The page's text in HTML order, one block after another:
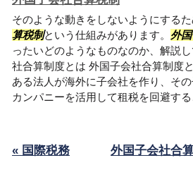
そのような動きをしないようにするた
算税制という仕組みがあります。 外
ったいどのようなものなのか、解説
社合算制度とは 外国子会社合算制度
ある法人が海外に子会社を作り、そ
カンパニーを活用して租税を回避す
« 国際税務 外国子会社合